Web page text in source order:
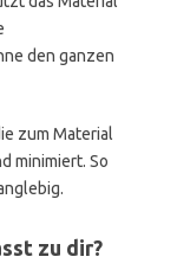
den ganzen
zum Material
minimiert. So
zu dir?